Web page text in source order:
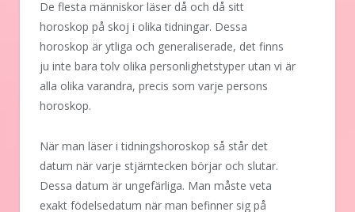
De flesta människor läser då och då sitt
horoskop på skoj i olika tidningar. Dessa
horoskop är ytliga och generaliserade, det finns
ju inte bara tolv olika personlighetstyper utan vi är
alla olika varandra, precis som varje persons
horoskop.
När man läser i tidningshoroskop så står det
datum när varje stjärntecken börjar och slutar.
Dessa datum är ungefärliga. Man måste veta
exakt födelsedatum när man befinner sig på